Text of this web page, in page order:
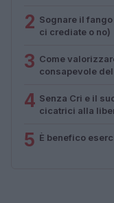
2 Sognare il
ci crediate o no)
3 Come
consapevole
4 Senza Cri e il
cicatrici alla
5 È benefico